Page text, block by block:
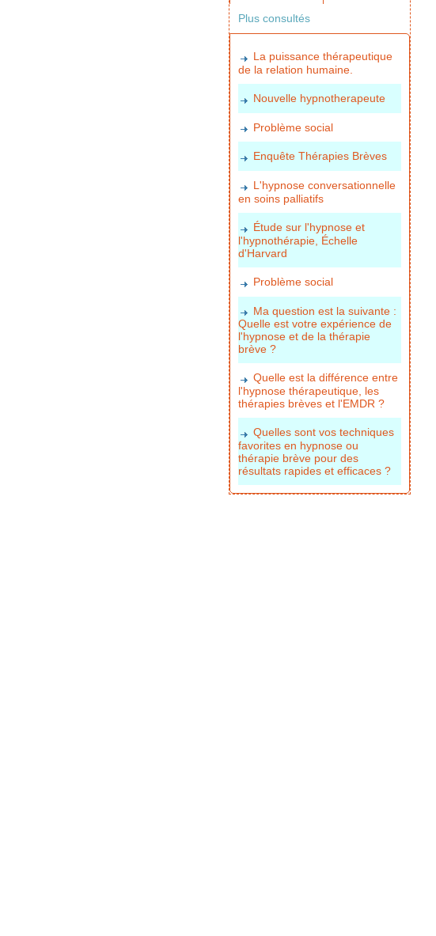
Plus consultés
La puissance thérapeutique
de la relation humaine.
Nouvelle hypnotherapeute
Problème social
Enquête Thérapies Brèves
L'hypnose conversationnelle
en soins palliatifs
Étude sur l'hypnose et
l'hypnothérapie, Échelle
d'Harvard
Problème social
Ma question est la suivante :
Quelle est votre expérience de
l'hypnose et de la thérapie
brève ?
Quelle est la différence entre
l'hypnose thérapeutique, les
thérapies brèves et l'EMDR ?
Quelles sont vos techniques
favorites en hypnose ou
thérapie brève pour des
résultats rapides et efficaces ?